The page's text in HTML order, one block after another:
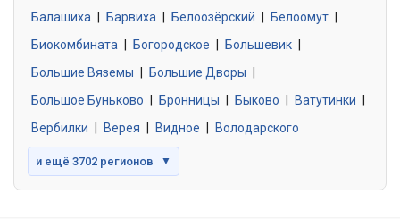
Знакомства без обязательств
0 объявлений
Балашиха
Барвиха Белоозёрский Белоомут
Биокомбината
Богородское Большевик
Большие Вяземы
Большие Дворы
Большое Буньково
Бронницы Быково Ватутинки
Вербилки
Верея Видное Володарского
и ещё 3702 регионов ▼